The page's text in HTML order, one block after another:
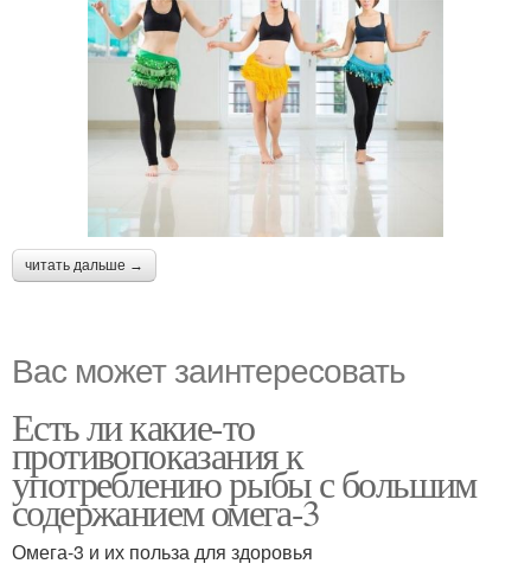
читать дальше →
Вас может заинтересовать
Есть ли какие-то
противопоказания к
употреблению рыбы с большим
содержанием омега-3
Омега-3 и их польза для здоровья